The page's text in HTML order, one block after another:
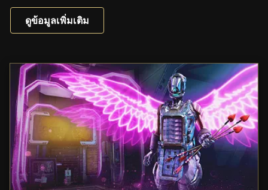
ดูข้อมูลเพิ่มเติม